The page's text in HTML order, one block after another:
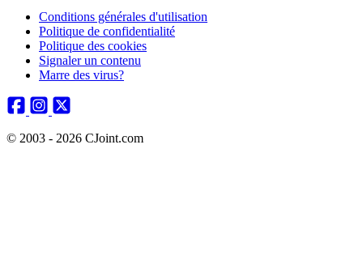
Conditions générales d'utilisation
Politique de confidentialité
Politique des cookies
Signaler un contenu
Marre des virus?
© 2003 - 2026 CJoint.com